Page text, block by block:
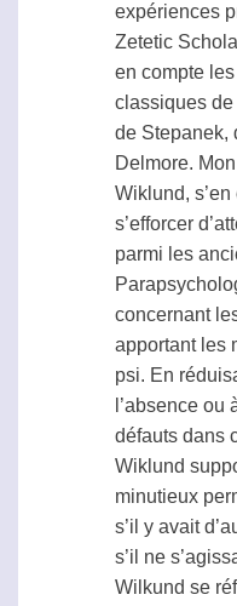
expériences
Zetetic
en compte
classiques
de Stepanek,
Delmore.
Wiklund,
s’efforcer
parmi les
concernant
apportant les
psi. En
l’absence ou
défauts dans
Wiklund
minutieux
s’il y avait
s’il ne
Wilkund se